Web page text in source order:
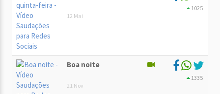
12 Mai
1025
Boa noite
21 Nov
1335